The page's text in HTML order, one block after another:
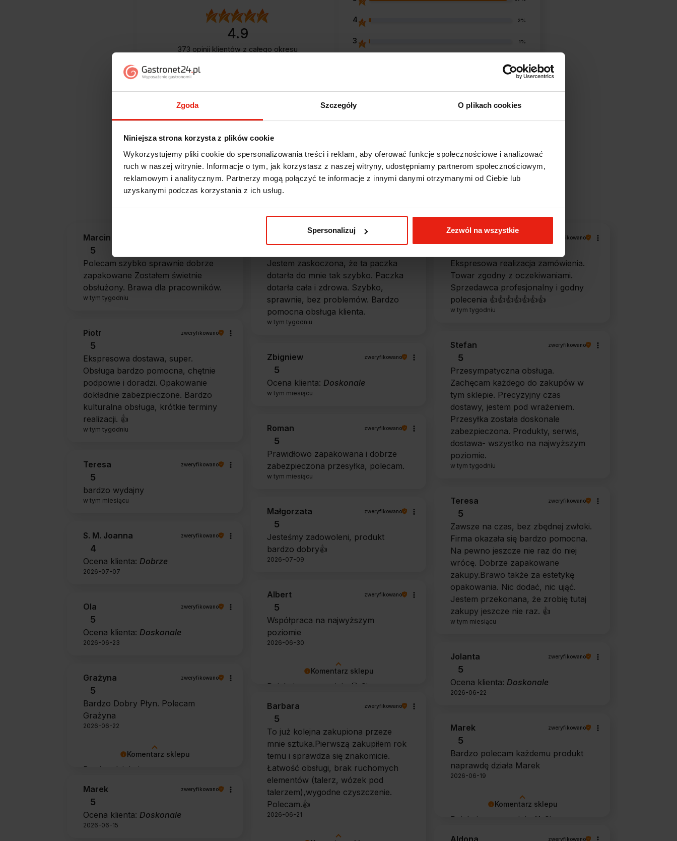
Zgoda Szczegóły O plikach cookies
Niniejsza strona korzysta z plików cookie
Wykorzystujemy pliki cookie do spersonalizowania treści i reklam, aby oferować funkcje społecznościowe i analizować
ruch w naszej witrynie. Informacje o tym, jak korzystasz z naszej witryny, udostępniamy partnerom społecznościowym,
reklamowym i analitycznym. Partnerzy mogą połączyć te informacje z innymi danymi otrzymanymi od Ciebie lub
uzyskanymi podczas korzystania z ich usług.
Spersonalizuj Zezwól na wszystkie
4.9
373 opinii klientów z całego okresu
4 2%
3 1%
0%
Opinie klientów
Marcin
5
Polecam szybko sprawnie dobrze
zapakowane Zostałem świetnie
obsłużony. Brawa dla pracowników.
w tym tygodniu
Jestem zaskoczona, że ta paczka
dotarła do mnie tak szybko. Paczka
dotarła cała i zdrowa. Szybko,
sprawnie, bez problemów. Bardzo
pomocna obsługa klienta.
w tym tygodniu
zweryfikowano
Ekspresowa realizacja zamówienia.
Towar zgodny z oczekiwaniami.
Sprzedawca profesjonalny i godny
polecenia 👍️👍️👍️👍️👍️👍️👍️
w tym tygodniu
Piotr zweryfikowano
5
Ekspresowa dostawa, super.
Obsługa bardzo pomocna, chętnie
podpowie i doradzi. Opakowanie
dokładnie zabezpieczone. Bardzo
kulturalna obsługa, krótkie terminy
realizacji. 👍️
w tym tygodniu
Stefan zweryfikowano
5
Przesympatyczna obsługa.
Zachęcam każdego do zakupów w
tym sklepie. Precyzyjny czas
dostawy, jestem pod wrażeniem.
Przesyłka została doskonale
zabezpieczona. Produkty, serwis,
dostawa- wszystko na najwyższym
poziomie.
w tym tygodniu
Zbigniew zweryfikowano
5
Ocena klienta: Doskonale
w tym miesiącu
Roman zweryfikowano
5
Prawidłowo zapakowana i dobrze
zabezpieczona przesyłka, polecam.
w tym miesiącu
Teresa zweryfikowano
5
bardzo wydajny
w tym miesiącu Teresa zweryfikowano
5
Zawsze na czas, bez zbędnej zwłoki.
Firma okazała się bardzo pomocna.
Na pewno jeszcze nie raz do niej
wrócę. Dobrze zapakowane
zakupy.Brawo także za estetykę
opakowania. Nic dodać, nic ująć.
Jestem przekonana, że zrobię tutaj
zakupy jeszcze nie raz. 👍️
w tym miesiącu
Małgorzata zweryfikowano
5
Jesteśmy zadowoleni, produkt
bardzo dobry👍️
2026-07-09
S. M. Joanna zweryfikowano
4
Ocena klienta: Dobrze
2026-07-07
Komentarz sklepu
Dziękujemy za opinię 🙂 Cieszymy
zakup spełniły Pana oczekiwania.
Dziękujemy za zaufanie.
Albert zweryfikowano
5
Współpraca na najwyższym
poziomie
2026-06-30
Ola zweryfikowano
5
Ocena klienta: Doskonale
2026-06-23
Jolanta zweryfikowano
5
Ocena klienta: Doskonale
2026-06-22
Komentarz sklepu
Bardzo dziękujemy za pozytywną
zapewniał doskonałe efekty przy
każdym użyciu.
Grażyna zweryfikowano
5
Bardzo Dobry Płyn. Polecam
Grażyna
2026-06-22
Barbara zweryfikowano
5
To już kolejna zakupiona przeze
mnie sztuka.Pierwszą zakupiłem rok
temu i sprawdza się znakomicie.
Łatwość obsługi, brak ruchomych
elementów (talerz, wózek pod
talerzem),wygodne czyszczenie.
Polecam.👍️
2026-06-21
Komentarz sklepu
Dziękujemy za opinię 🙂 Cieszymy
Marek zweryfikowano
5
Bardzo polecam każdemu produkt
naprawdę działa Marek
2026-06-19
Marek zweryfikowano
5
Ocena klienta: Doskonale
2026-06-15
zweryfikowano